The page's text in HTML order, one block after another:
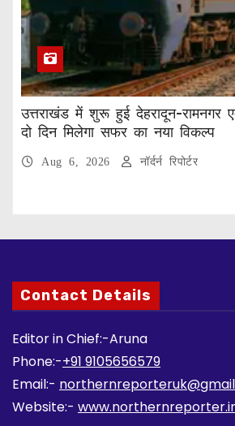
उत्तराखंड में शुरू हुई देहरादून-रामनगर
दो दिन मिलेगा सफर का नया विकल्प
Aug 6, 2026 नॉर्दर्न रिपोर्टर
Contact Details
Editor in Chief:-Aruna
Phone:-+91 9105656579
Email:-
Website:-